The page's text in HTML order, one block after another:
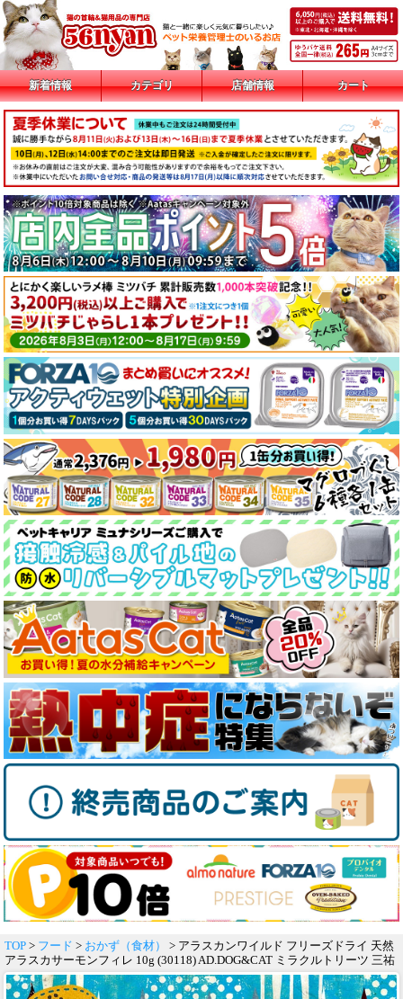
新着情報 カテゴリ 店舗情報 カート
TOP > フード > おかず（食材）
> アラスカンワイルド フリーズドライ 天然
アラスカサーモンフィレ 10g (30118) AD.DOG&CAT ミラクルトリーツ 三祐